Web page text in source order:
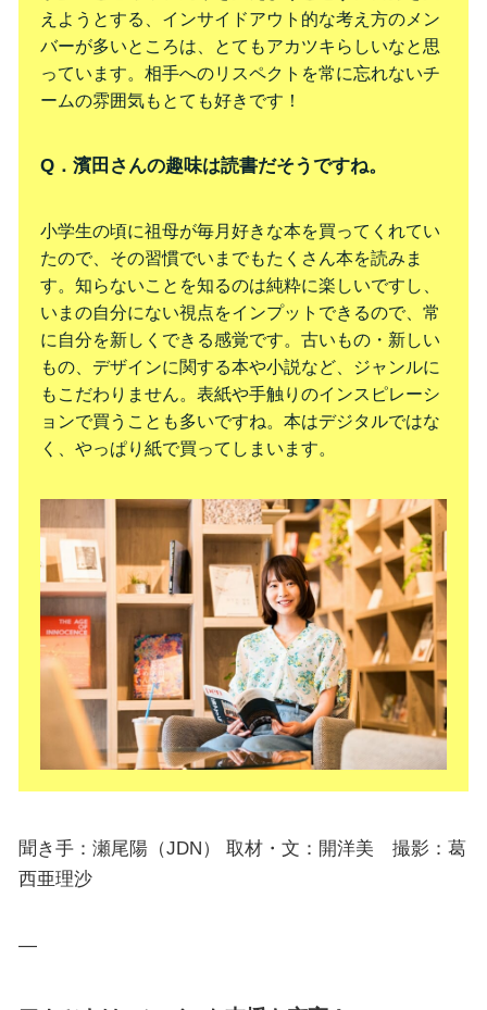
えようとする、インサイドアウト的な考え方のメン
バーが多いところは、とてもアカツキらしいなと思
っています。相手へのリスペクトを常に忘れないチ
ームの雰囲気もとても好きです！
Q．濱田さんの趣味は読書だそうですね。
小学生の頃に祖母が毎月好きな本を買ってくれてい
たので、その習慣でいまでもたくさん本を読みま
す。知らないことを知るのは純粋に楽しいですし、
いまの自分にない視点をインプットできるので、常
に自分を新しくできる感覚です。古いもの・新しい
もの、デザインに関する本や小説など、ジャンルに
もこだわりません。表紙や手触りのインスピレーシ
ョンで買うことも多いですね。本はデジタルではな
く、やっぱり紙で買ってしまいます。
聞き手：瀬尾陽（JDN） 取材・文：開洋美 撮影：葛
西亜理沙
—